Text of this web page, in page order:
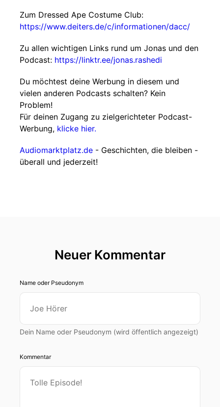
Zum Dressed Ape Costume Club:
https://www.deiters.de/c/informationen/dacc/
Zu allen wichtigen Links rund um Jonas und den
Podcast: https://linktr.ee/jonas.rashedi
Du möchtest deine Werbung in diesem und
vielen anderen Podcasts schalten? Kein
Problem!
Für deinen Zugang zu zielgerichteter Podcast-
Werbung, klicke hier.
Audiomarktplatz.de - Geschichten, die bleiben -
überall und jederzeit!
Neuer Kommentar
Name oder Pseudonym
Dein Name oder Pseudonym (wird öffentlich angezeigt)
Kommentar